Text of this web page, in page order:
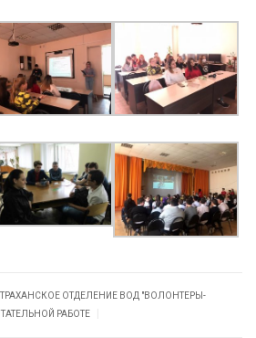
ОТДЕЛЕНИЕ ВОД "ВОЛОНТЕРЫ-
РАБОТЕ